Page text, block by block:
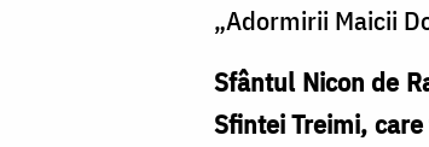
„Adormirii Maicii
Sfântul Nicon de
Sfintei Treimi,